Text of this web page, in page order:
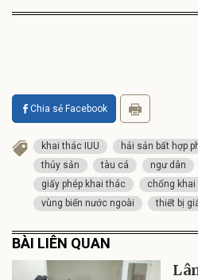
Chia sẻ Facebook
khai thác IUU hải sản bất hợp
thủy sản
tàu cá ngư dân
giấy phép khai thác
chống khai
vùng biển nước ngoài
thiết bị
BÀI LIÊN QUAN